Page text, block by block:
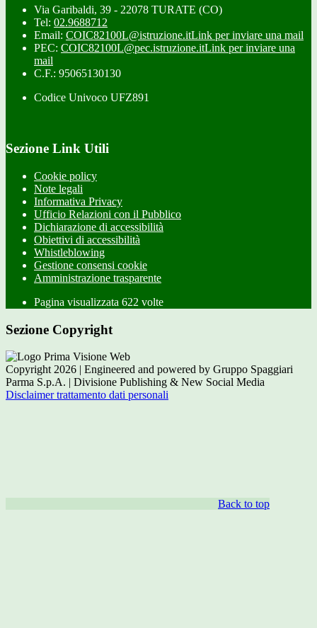
Via Garibaldi, 39 - 22078 TURATE (CO)
Tel: 02.9688712
Email: COIC82100L@istruzione.itLink per inviare una mail
PEC: COIC82100L@pec.istruzione.itLink per inviare una
mail
C.F.: 95065130130
Codice Univoco UFZ891
Sezione Link Utili
Cookie policy
Note legali
Informativa Privacy
Ufficio Relazioni con il Pubblico
Dichiarazione di accessibilità
Obiettivi di accessibilità
Whistleblowing
Gestione consensi cookie
Amministrazione trasparente
Pagina visualizzata 622 volte
Sezione Copyright
Copyright 2026 | Engineered and powered by Gruppo Spaggiari
Parma S.p.A. | Divisione Publishing & New Social Media
Disclaimer trattamento dati personali
Back to top